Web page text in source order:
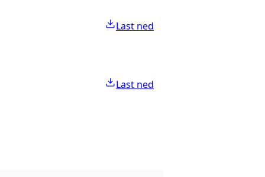
Last ned
Last ned